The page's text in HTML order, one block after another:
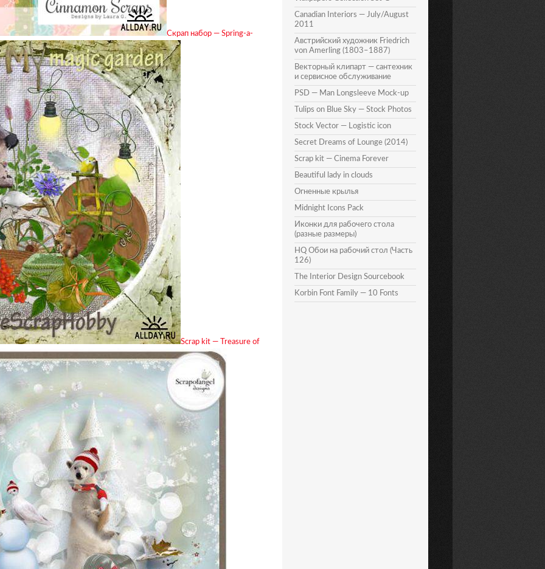
Скрап набор — Spring-a-
Scrap kit — Treasure of
Canadian Interiors — July/August
2011
Австрийский художник Friedrich
von Amerling (1803–1887)
Векторный клипарт — сантехник
и сервисное обслуживание
PSD — Man Longsleeve Mock-up
Tulips on Blue Sky — Stock Photos
Stock Vector — Logistic icon
Secret Dreams of Lounge (2014)
Scrap kit — Cinema Forever
Beautiful lady in clouds
Огненные крылья
Midnight Icons Pack
Иконки для рабочего стола
(разные размеры)
HQ Обои на рабочий стол (Часть
126)
The Interior Design Sourcebook
Korbin Font Family — 10 Fonts